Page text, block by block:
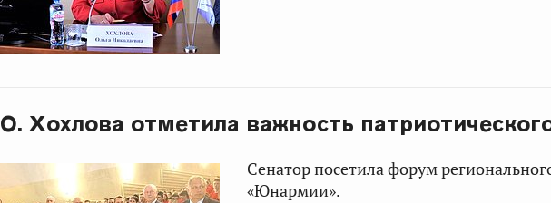
О. Хохлова отметила важность
Сенатор посетила форум
«Юнармии».